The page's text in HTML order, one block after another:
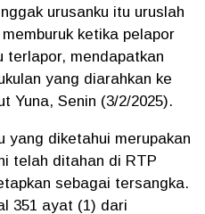
urusanku itu uruslah
ketika pelapor
terlapor, mendapatkan
yang diarahkan ke
Yuna, Senin (3/2/2025).
yang diketahui merupakan
telah ditahan di RTP
sebagai tersangka.
351 ayat (1) dari